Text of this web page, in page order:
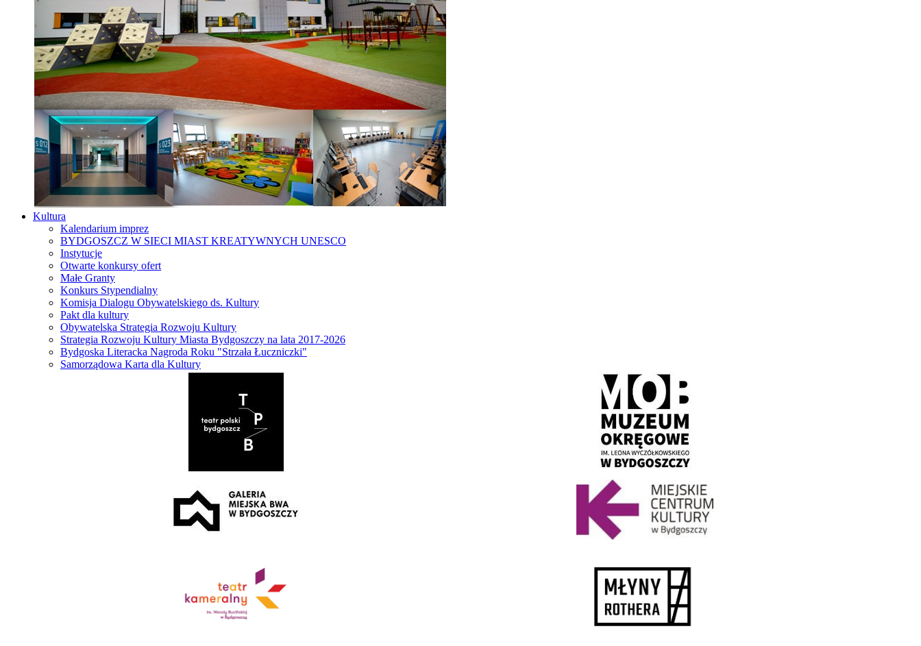
Kultura
Kalendarium imprez
BYDGOSZCZ W SIECI MIAST KREATYWNYCH UNESCO
Instytucje
Otwarte konkursy ofert
Małe Granty
Konkurs Stypendialny
Komisja Dialogu Obywatelskiego ds. Kultury
Pakt dla kultury
Obywatelska Strategia Rozwoju Kultury
Strategia Rozwoju Kultury Miasta Bydgoszczy na lata 2017-2026
Bydgoska Literacka Nagroda Roku "Strzała Łuczniczki"
Samorządowa Karta dla Kultury